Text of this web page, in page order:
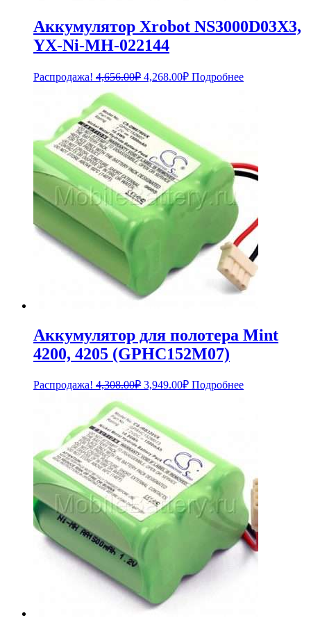
Аккумулятор Xrobot NS3000D03X3,
YX-Ni-MH-022144
Распродажа! 4,656.00₽ Первоначальная
4,656.00₽.
4,268.00₽Текущая
цена:
Подробнее
Аккумулятор для полотера Mint
4200, 4205 (GPHC152M07)
Распродажа! 4,308.00₽ Первоначальная
4,308.00₽.
3,949.00₽Текущая
Подробнее